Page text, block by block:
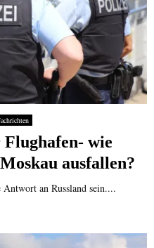
wie
ausfallen?
an Russland sein....